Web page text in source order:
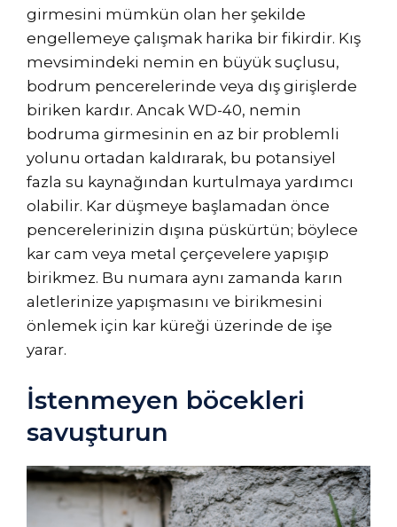
girmesini mümkün olan her şekilde
engellemeye çalışmak harika bir fikirdir. Kış
mevsimindeki nemin en büyük suçlusu,
bodrum pencerelerinde veya dış girişlerde
biriken kardır. Ancak WD-40, nemin
bodruma girmesinin en az bir problemli
yolunu ortadan kaldırarak, bu potansiyel
fazla su kaynağından kurtulmaya yardımcı
olabilir. Kar düşmeye başlamadan önce
pencerelerinizin dışına püskürtün; böylece
kar cam veya metal çerçevelere yapışıp
birikmez. Bu numara aynı zamanda karın
aletlerinize yapışmasını ve birikmesini
önlemek için kar küreği üzerinde de işe
yarar.
İstenmeyen böcekleri
savuşturun